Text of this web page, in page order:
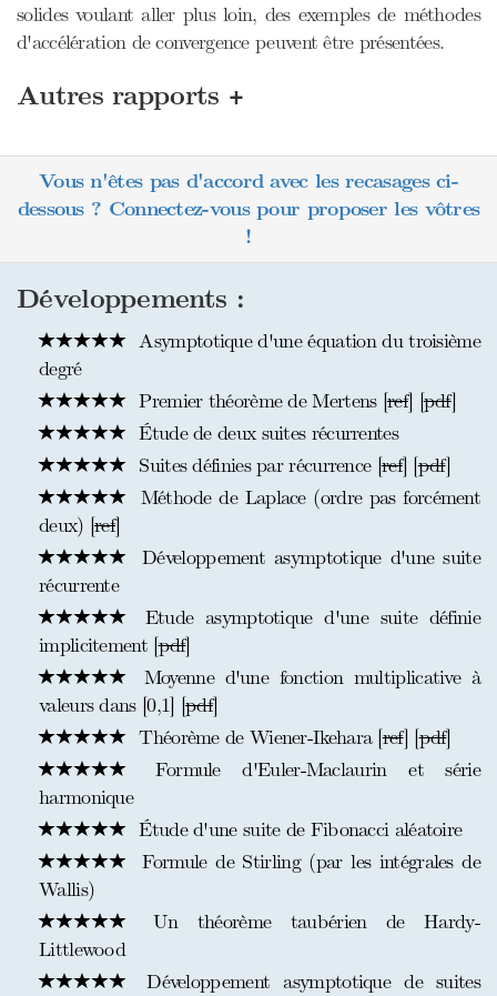
solides voulant aller plus loin, des exemples de méthodes
d'accélération de convergence peuvent être présentées.
Autres rapports +
Vous n'êtes pas d'accord avec les recasages ci-
dessous ? Connectez-vous pour proposer les vôtres
!
Développements :
Asymptotique d'une équation du troisième
degré
Premier théorème de Mertens [ref] [pdf]
Étude de deux suites récurrentes
Suites définies par récurrence [ref] [pdf]
Méthode de Laplace (ordre pas forcément
deux) [ref]
Développement asymptotique d'une suite
récurrente
Etude asymptotique d'une suite définie
implicitement [pdf]
Moyenne d'une fonction multiplicative à
valeurs dans [0,1] [pdf]
Théorème de Wiener-Ikehara [ref] [pdf]
Formule d'Euler-Maclaurin et série
harmonique
Étude d'une suite de Fibonacci aléatoire
Formule de Stirling (par les intégrales de
Wallis)
Un théorème taubérien de Hardy-
Littlewood
Développement asymptotique de suites